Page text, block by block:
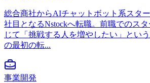
総合商社からAIチャットボット系スタ
社目となるNstockへ転職。前職でのス
じて「挑戦する人を増やしたい」とい
の最初の転...
事業開発